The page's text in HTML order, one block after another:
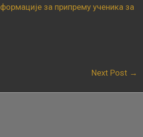
за припрему ученика за
Next Post →